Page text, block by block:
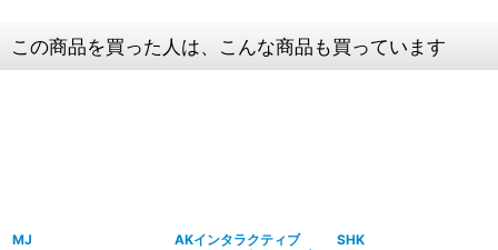
この商品を買った人は、こんな商品も買っています
MJ
AKインタラクティブ
SHK